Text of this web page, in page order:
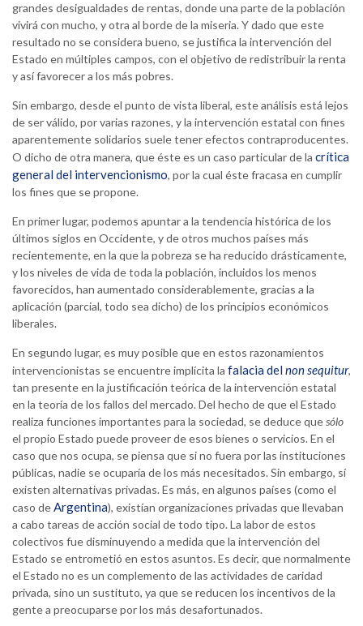
grandes desigualdades de rentas, donde una parte de la población
vivirá con mucho, y otra al borde de la miseria. Y dado que este
resultado no se considera bueno, se justifica la intervención del
Estado en múltiples campos, con el objetivo de redistribuir la renta
y así favorecer a los más pobres.
Sin embargo, desde el punto de vista liberal, este análisis está lejos
de ser válido, por varias razones, y la intervención estatal con fines
aparentemente solidarios suele tener efectos contraproducentes.
O dicho de otra manera, que éste es un caso particular de la crítica
general del intervencionismo, por la cual éste fracasa en cumplir
los fines que se propone.
En primer lugar, podemos apuntar a la tendencia histórica de los
últimos siglos en Occidente, y de otros muchos países más
recientemente, en la que la pobreza se ha reducido drásticamente,
y los niveles de vida de toda la población, incluidos los menos
favorecidos, han aumentado considerablemente, gracias a la
aplicación (parcial, todo sea dicho) de los principios económicos
liberales.
En segundo lugar, es muy posible que en estos razonamientos
intervencionistas se encuentre implícita la falacia del non sequitur,
tan presente en la justificación teórica de la intervención estatal
en la teoría de los fallos del mercado. Del hecho de que el Estado
realiza funciones importantes para la sociedad, se deduce quesólo
el propio Estado puede proveer de esos bienes o servicios. En el
caso que nos ocupa, se piensa que si no fuera por las instituciones
públicas, nadie se ocuparía de los más necesitados. Sin embargo, sí
existen alternativas privadas. Es más, en algunos países (como el
caso deArgentina), existían organizaciones privadas que llevaban
a cabo tareas de acción social de todo tipo. La labor de estos
colectivos fue disminuyendo a medida que la intervención del
Estado se entrometió en estos asuntos. Es decir, que normalmente
el Estado no es un complemento de las actividades de caridad
privada, sino un sustituto, ya que se reducen los incentivos de la
gente a preocuparse por los más desafortunados.